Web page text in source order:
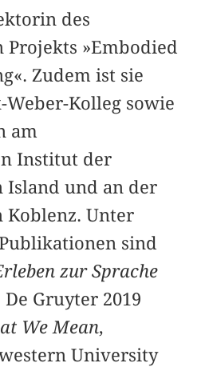
des
»Embodied
Zudem ist sie
Weber-Kolleg sowie
am
Institut der
Island und an der
Unter
sind
zur Sprache
Gruyter 2019
We Mean,
University